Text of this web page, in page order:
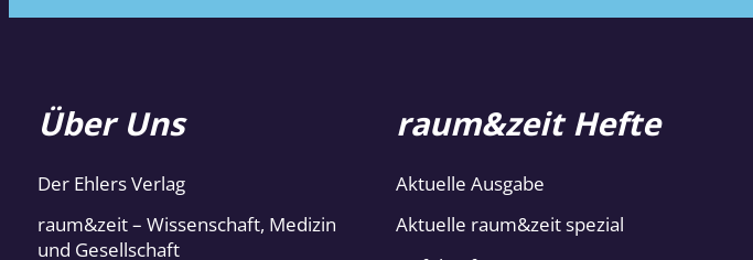
Über Uns
Der Ehlers Verlag
raum&zeit – Wissenschaft, Medizin
und Gesellschaft
raum&zeit Hefte
Aktuelle Ausgabe
Aktuelle raum&zeit spezial